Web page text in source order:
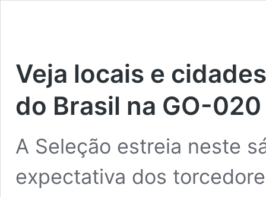
Veja locais e
do Brasil na GO-020
A Seleção estreia neste
expectativa dos